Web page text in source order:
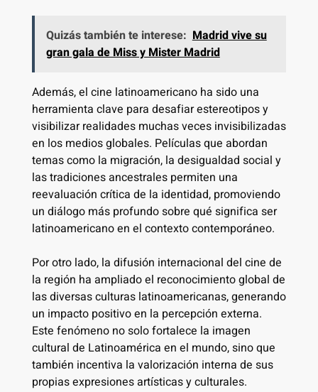
Quizás también te interese: Madrid vive su
gran gala de Miss y Mister Madrid
Además, el cine latinoamericano ha sido una
herramienta clave para desafiar estereotipos y
visibilizar realidades muchas veces invisibilizadas
en los medios globales. Películas que abordan
temas como la migración, la desigualdad social y
las tradiciones ancestrales permiten una
reevaluación crítica de la identidad, promoviendo
un diálogo más profundo sobre qué significa ser
latinoamericano en el contexto contemporáneo.
Por otro lado, la difusión internacional del cine de
la región ha ampliado el reconocimiento global de
las diversas culturas latinoamericanas, generando
un impacto positivo en la percepción externa.
Este fenómeno no solo fortalece la imagen
cultural de Latinoamérica en el mundo, sino que
también incentiva la valorización interna de sus
propias expresiones artísticas y culturales.